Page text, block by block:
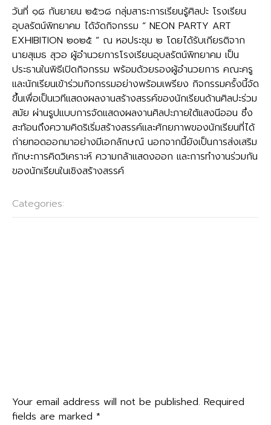
วันที่ ๑๘ กันยายน ๒๕๖๘ กลุ่มสาระการเรียนรู้ศิลปะ โรงเรียน
อุบลรัตน์พิทยาคม ได้จัดกิจกรรม “ NEON PARTY ART
EXHIBITION ๒o๒๕ ” ณ หอประชุม ๒ โดยได้รับเกียรติจาก
นายสุเมธ สุวอ ผู้อำนวยการโรงเรียนอุบลรัตน์พิทยาคม เป็น
ประธานในพิธีเปิดกิจกรรม พร้อมด้วยรองผู้อำนวยการ คณะครู
และนักเรียนเข้าร่วมกิจกรรมอย่างพร้อมเพรียง กิจกรรมครั้งนี้จัด
ขึ้นเพื่อเป็นเวทีแสดงผลงานสร้างสรรค์ของนักเรียนด้านศิลปะร่วม
สมัย ผ่านรูปแบบการจัดแสดงผลงานศิลปะภายใต้แสงนีออน ซึ่ง
สะท้อนถึงความคิดริเริ่มสร้างสรรค์และศักยภาพของนักเรียนที่ได้
ถ่ายทอดออกมาอย่างมีเอกลักษณ์ นอกจากนี้ยังเป็นการส่งเสริม
ทักษะการคิดวิเคราะห์ ความกล้าแสดงออก และการทำงานร่วมกัน
ของนักเรียนในเชิงสร้างสรรค์
Categories:
Your email address will not be published. Required
fields are marked *